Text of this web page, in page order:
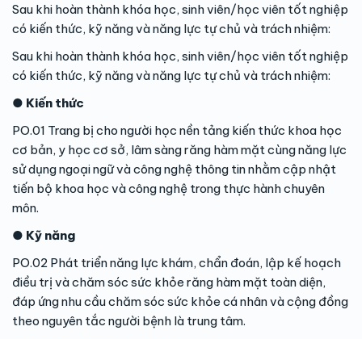
Sau khi hoàn thành khóa học, sinh viên/học viên tốt nghiệp
có kiến thức, kỹ năng và năng lực tự chủ và trách nhiệm:
Sau khi hoàn thành khóa học, sinh viên/học viên tốt nghiệp
có kiến thức, kỹ năng và năng lực tự chủ và trách nhiệm:
● Kiến thức
PO.01 Trang bị cho người học nền tảng kiến thức khoa học
cơ bản, y học cơ sở, lâm sàng răng hàm mặt cùng năng lực
sử dụng ngoại ngữ và công nghệ thông tin nhằm cập nhật
tiến bộ khoa học và công nghệ trong thực hành chuyên
môn.
● Kỹ năng
PO.02 Phát triển năng lực khám, chẩn đoán, lập kế hoạch
điều trị và chăm sóc sức khỏe răng hàm mặt toàn diện,
đáp ứng nhu cầu chăm sóc sức khỏe cá nhân và cộng đồng
theo nguyên tắc người bệnh là trung tâm.